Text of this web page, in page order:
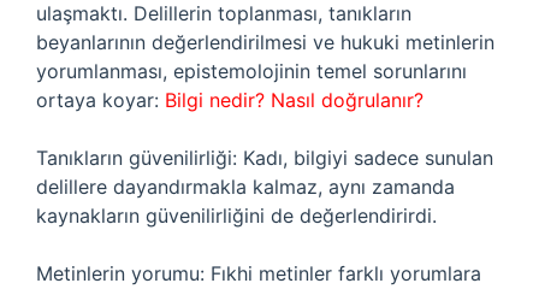
ulaşmaktı. Delillerin toplanması, tanıkların
beyanlarının değerlendirilmesi ve hukuki metinlerin
yorumlanması, epistemolojinin temel sorunlarını
ortaya koyar: Bilgi nedir? Nasıl doğrulanır?
Tanıkların güvenilirliği: Kadı, bilgiyi sadece sunulan
delillere dayandırmakla kalmaz, aynı zamanda
kaynakların güvenilirliğini de değerlendirirdi.
Metinlerin yorumu: Fıkhi metinler farklı yorumlara